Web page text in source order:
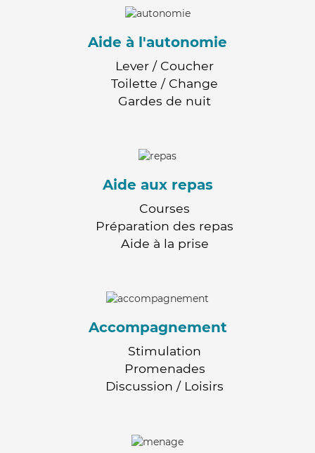
Aide à l'autonomie
Lever / Coucher
Toilette / Change
Gardes de nuit
Aide aux repas
Courses
Préparation des repas
Aide à la prise
Accompagnement
Stimulation
Promenades
Discussion / Loisirs